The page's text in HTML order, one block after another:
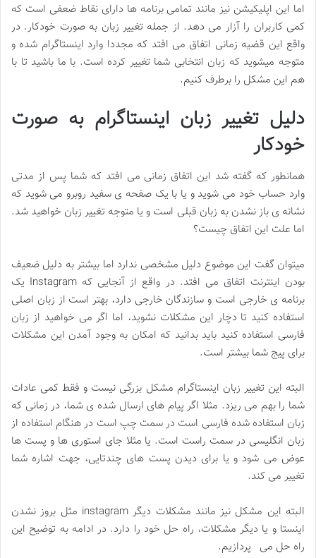
اما این اپلیکیشن نیز مانند تمامی برنامه ها دارای نقاط ضعفی است که
کمی کاربران را آزار می دهد. از جمله تغییر زبان به صورت خودکار. در
واقع این قضیه زمانی اتفاق می افتد که مجددا وارد اینستاگرام شده و
متوجه میشوید که زبان انتخابی شما تغییر کرده است. با ما باشید تا با
هم این مشکل را برطرف کنیم.
دلیل تغییر زبان اینستاگرام به صورت
خودکار
همانطور که گفته شد این اتفاق زمانی می افتد که شما پس از مدتی
وارد حساب خود می شوید و یا با یک صفحه ی سفید روبرو می شوید که
نشانه ی باز نشدن به زبان قبلی است و یا متوجه تغییر زبان خواهید شد.
اما علت این اتفاق چیست؟
میتوان گفت این موضوع دلیل مشخصی ندارد اما بیشتر به دلیل ضعیف
بودن اینترنت اتفاق می افتد. در واقع از آنجایی که Instagram یک
برنامه ی خارجی است و سازندگان خارجی دارد، بهتر است از زبان اصلی
استفاده کنید تا دچار این مشکلات نشوید، اما اگر می خواهید از زبان
فارسی استفاده کنید باید بدانید که امکان به وجود آمدن این مشکلات
برای پیج شما بیشتر است.
البته این تغییر زبان اینستاگرام مشکل بزرگی نیست و فقط کمی عادات
شما را بهم می ریزد. مثلا اگر پیام های ارسال شده ی شما، در زمانی که
زبان استفاده شده فارسی است در سمت چپ است در هنگام استفاده از
زبان انگلیسی در سمت راست است. یا مثلا جای استوری ها و پست ها
عوض می شود و یا برای دیدن پست های چندتایی، جهت اشاره شما
تغییر می کند.
البته این مشکل نیز مانند مشکلات دیگر instagram مثل بروز نشدن
اینستا و یا دیگر مشکلات، راه حل خود را دارد. در ادامه به توضیح این
راه حل می پردازیم.